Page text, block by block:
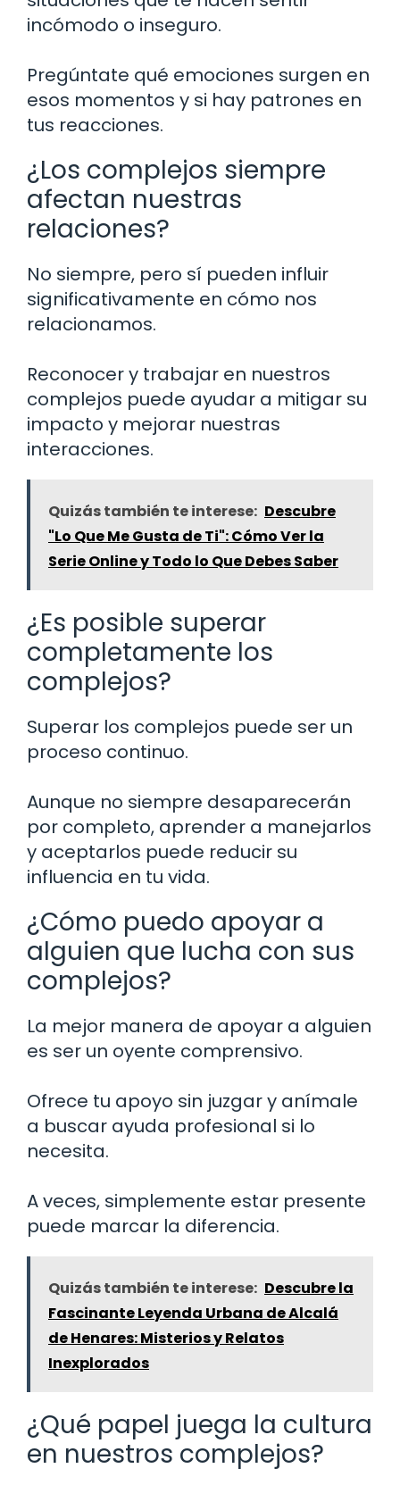
incómodo o inseguro.
Pregúntate qué emociones surgen en
esos momentos y si hay patrones en
tus reacciones.
¿Los complejos siempre
afectan nuestras
relaciones?
No siempre, pero sí pueden influir
significativamente en cómo nos
relacionamos.
Reconocer y trabajar en nuestros
complejos puede ayudar a mitigar su
impacto y mejorar nuestras
interacciones.
Quizás también te interese: Descubre
"Lo Que Me Gusta de Ti": Cómo Ver la
Serie Online y Todo lo Que Debes Saber
¿Es posible superar
completamente los
complejos?
Superar los complejos puede ser un
proceso continuo.
Aunque no siempre desaparecerán
por completo, aprender a manejarlos
y aceptarlos puede reducir su
influencia en tu vida.
¿Cómo puedo apoyar a
alguien que lucha con sus
complejos?
La mejor manera de apoyar a alguien
es ser un oyente comprensivo.
Ofrece tu apoyo sin juzgar y anímale
a buscar ayuda profesional si lo
necesita.
A veces, simplemente estar presente
puede marcar la diferencia.
Quizás también te interese: Descubre la
Fascinante Leyenda Urbana de Alcalá
de Henares: Misterios y Relatos
Inexplorados
¿Qué papel juega la cultura
en nuestros complejos?